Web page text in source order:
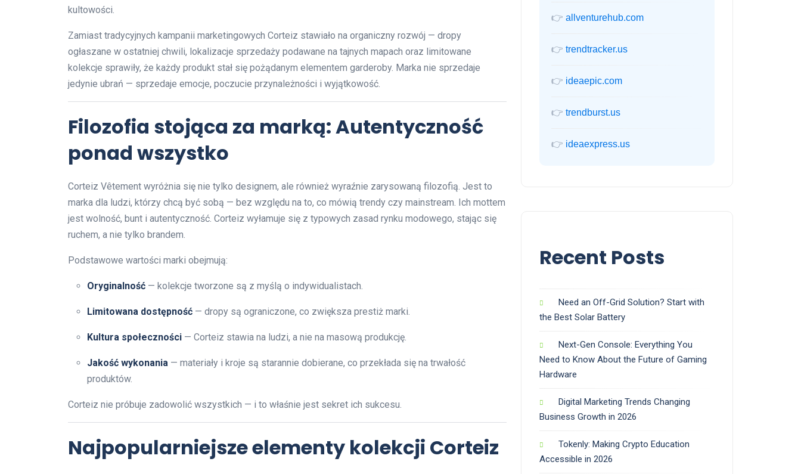
kultowości.
Zamiast tradycyjnych kampanii marketingowych Corteiz stawiało na organiczny rozwój — dropy
ogłaszane w ostatniej chwili, lokalizacje sprzedaży podawane na tajnych mapach oraz limitowane
kolekcje sprawiły, że każdy produkt stał się pożądanym elementem garderoby. Marka nie sprzedaje
jedynie ubrań — sprzedaje emocje, poczucie przynależności i wyjątkowość.
Filozofia stojąca za marką: Autentyczność
ponad wszystko
Corteiz Vêtement wyróżnia się nie tylko designem, ale również wyraźnie zarysowaną filozofią. Jest to
marka dla ludzi, którzy chcą być sobą — bez względu na to, co mówią trendy czy mainstream. Ich mottem
jest wolność, bunt i autentyczność. Corteiz wyłamuje się z typowych zasad rynku modowego, stając się
ruchem, a nie tylko brandem.
Podstawowe wartości marki obejmują:
Oryginalność — kolekcje tworzone są z myślą o indywidualistach.
Limitowana dostępność — dropy są ograniczone, co zwiększa prestiż marki.
Kultura społeczności — Corteiz stawia na ludzi, a nie na masową produkcję.
Jakość wykonania — materiały i kroje są starannie dobierane, co przekłada się na trwałość
produktów.
Corteiz nie próbuje zadowolić wszystkich — i to właśnie jest sekret ich sukcesu.
Najpopularniejsze elementy kolekcji Corteiz
👉 allventurehub.com
👉 trendtracker.us
👉 ideaepic.com
👉 trendburst.us
👉 ideaexpress.us
Recent Posts
Need an Off-Grid Solution? Start with
the Best Solar Battery
Next-Gen Console: Everything You
Need to Know About the Future of Gaming
Hardware
Digital Marketing Trends Changing
Business Growth in 2026
Tokenly: Making Crypto Education
Accessible in 2026